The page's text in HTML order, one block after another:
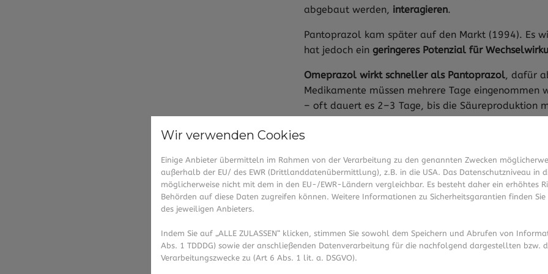
abgebaut werden, interagieren.
Pantoprazol kam später auf den Markt (1994). Es
hat jedoch ein geringeres Potenzial für
Omeprazol wirkt schneller als Pantoprazol, dafür
Medikamente müssen mehrere Tage
– oft dauert es 2–3 Tage, bis die Säureproduktion
Auf dem Markt seit 1989
Risiko für Wechselwirkungen Höher
Wirkung Schneller
Tabelle: Unterschied Pantoprazol und Omeprazol in
Wir verwenden Cookies
Einige Anbieter übermitteln im Rahmen von der Verarbeitung zu den genannten Zwecken
außerhalb der EU/ des EWR (Drittlanddatenübermittlung), z.B. in die USA. Das Datenschutzniveau in
möglicherweise nicht mit dem in den EU-/EWR-Ländern vergleichbar. Es besteht daher ein erhöhtes
Behörden auf diese Daten zugreifen können. Weitere Informationen zu Sicherheitsgarantien finden
des jeweiligen Anbieters.
Indem Sie auf „ALLE ZULASSEN“ klicken, stimmen Sie sowohl dem Speichern und Abrufen von
Abs. 1 TDDDG) sowie der anschließenden Datenverarbeitung für die nachfolgend dargestellten bzw.
Verarbeitungszwecke zu (Art 6 Abs. 1 lit. a. DSGVO).